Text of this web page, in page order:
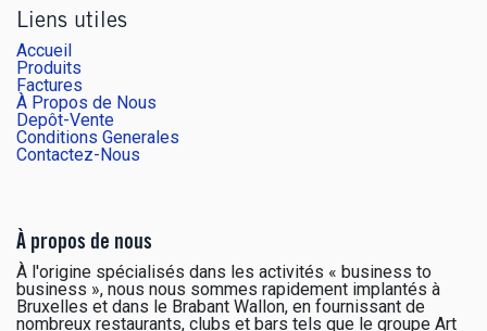
Liens utiles
Accueil
Produits
Factures
À Propos de Nous
Depôt-Vente
Conditions Generales
Contactez-Nous
À propos de nous
À l'origine spécialisés dans les activités « business to
business », nous nous sommes rapidement implantés à
Bruxelles et dans le Brabant Wallon, en fournissant de
nombreux restaurants, clubs et bars tels que le groupe Art